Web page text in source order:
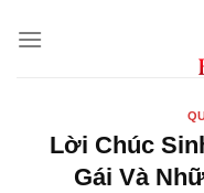
đến
Lời Chúc
Gái Và